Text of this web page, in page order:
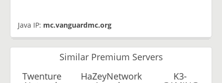
Java IP: mc.vanguardmc.org
Similar Premium Servers
Twenture
HaZeyNetwork K3-